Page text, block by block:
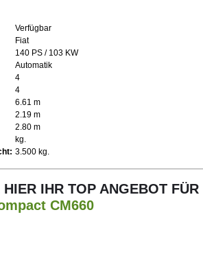
Verfügbar
Fiat
140 PS / 103 KW
Automatik
4
4
6.61 m
2.19 m
2.80 m
kg.
3.500 kg.
HIER IHR TOP ANGEBOT FÜR
CM660